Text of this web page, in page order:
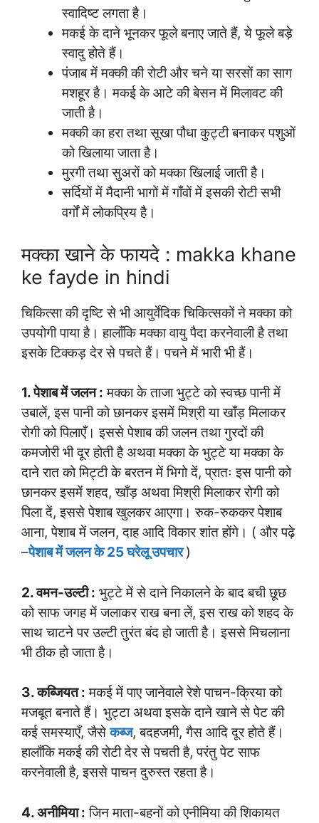
स्वादिष्ट लगता है।
मकई के दाने भूनकर फूले बनाए जाते हैं, ये फूले बड़े
स्वादु होते हैं।
पंजाब में मक्की की रोटी और चने या सरसों का साग
मशहूर है। मकई के आटे की बेसन में मिलावट की
जाती है।
मक्की का हरा तथा सूखा पौधा कुट्टी बनाकर पशुओं
को खिलाया जाता है।
मुरगी तथा सुअरों को मक्का खिलाई जाती है।
सर्दियों में मैदानी भागों में गाँवों में इसकी रोटी सभी
वर्गों में लोकप्रिय है।
मक्का खाने के फायदे : makka khane
ke fayde in hindi
चिकित्सा की दृष्टि से भी आयुर्वेदिक चिकित्सकों ने मक्का को
उपयोगी पाया है। हालाँकि मक्का वायु पैदा करनेवाली है तथा
इसके टिक्कड़ देर से पचते हैं। पचने में भारी भी हैं।
1. पेशाब में जलन : मक्का के ताजा भुट्टे को स्वच्छ पानी में
उबालें, इस पानी को छानकर इसमें मिश्री या खाँड़ मिलाकर
रोगी को पिलाएँ। इससे पेशाब की जलन तथा गुरदों की
कमजोरी भी दूर होती है अथवा मक्का के भुट्टे या मक्का के
दाने रात को मिट्टी के बरतन में भिगो दें, प्रातः इस पानी को
छानकर इसमें शहद, खाँड़ अथवा मिश्री मिलाकर रोगी को
पिला दें, इससे पेशाब खुलकर आएगा। रुक-रुककर पेशाब
आना, पेशाब में जलन, दाह आदि विकार शांत होंगे। ( और पढ़े
–पेशाब में जलन के 25 घरेलू उपचार)
2. वमन-उल्टी : भुट्टे में से दाने निकालने के बाद बची छूछ
को साफ जगह में जलाकर राख बना लें, इस राख को शहद के
साथ चाटने पर उल्टी तुरंत बंद हो जाती है। इससे मिचलाना
भी ठीक हो जाता है।
3. कब्जियत : मकई में पाए जानेवाले रेशे पाचन-क्रिया को
मजबूत बनाते हैं। भुट्टा अथवा इसके दाने खाने से पेट की
कई समस्याएँ, जैसेकब्ज, बदहजमी, गैस आदि दूर होते हैं।
हालाँकि मकई की रोटी देर से पचती है, परंतु पेट साफ
करनेवाली है, इससे पाचन दुरुस्त रहता है।
4. अनीमिया : जिन माता-बहनों को एनीमिया की शिकायत